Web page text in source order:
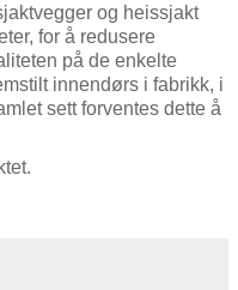
og heissjakt
for å redusere
på de enkelte
innendørs i fabrikk, i
sett forventes dette å